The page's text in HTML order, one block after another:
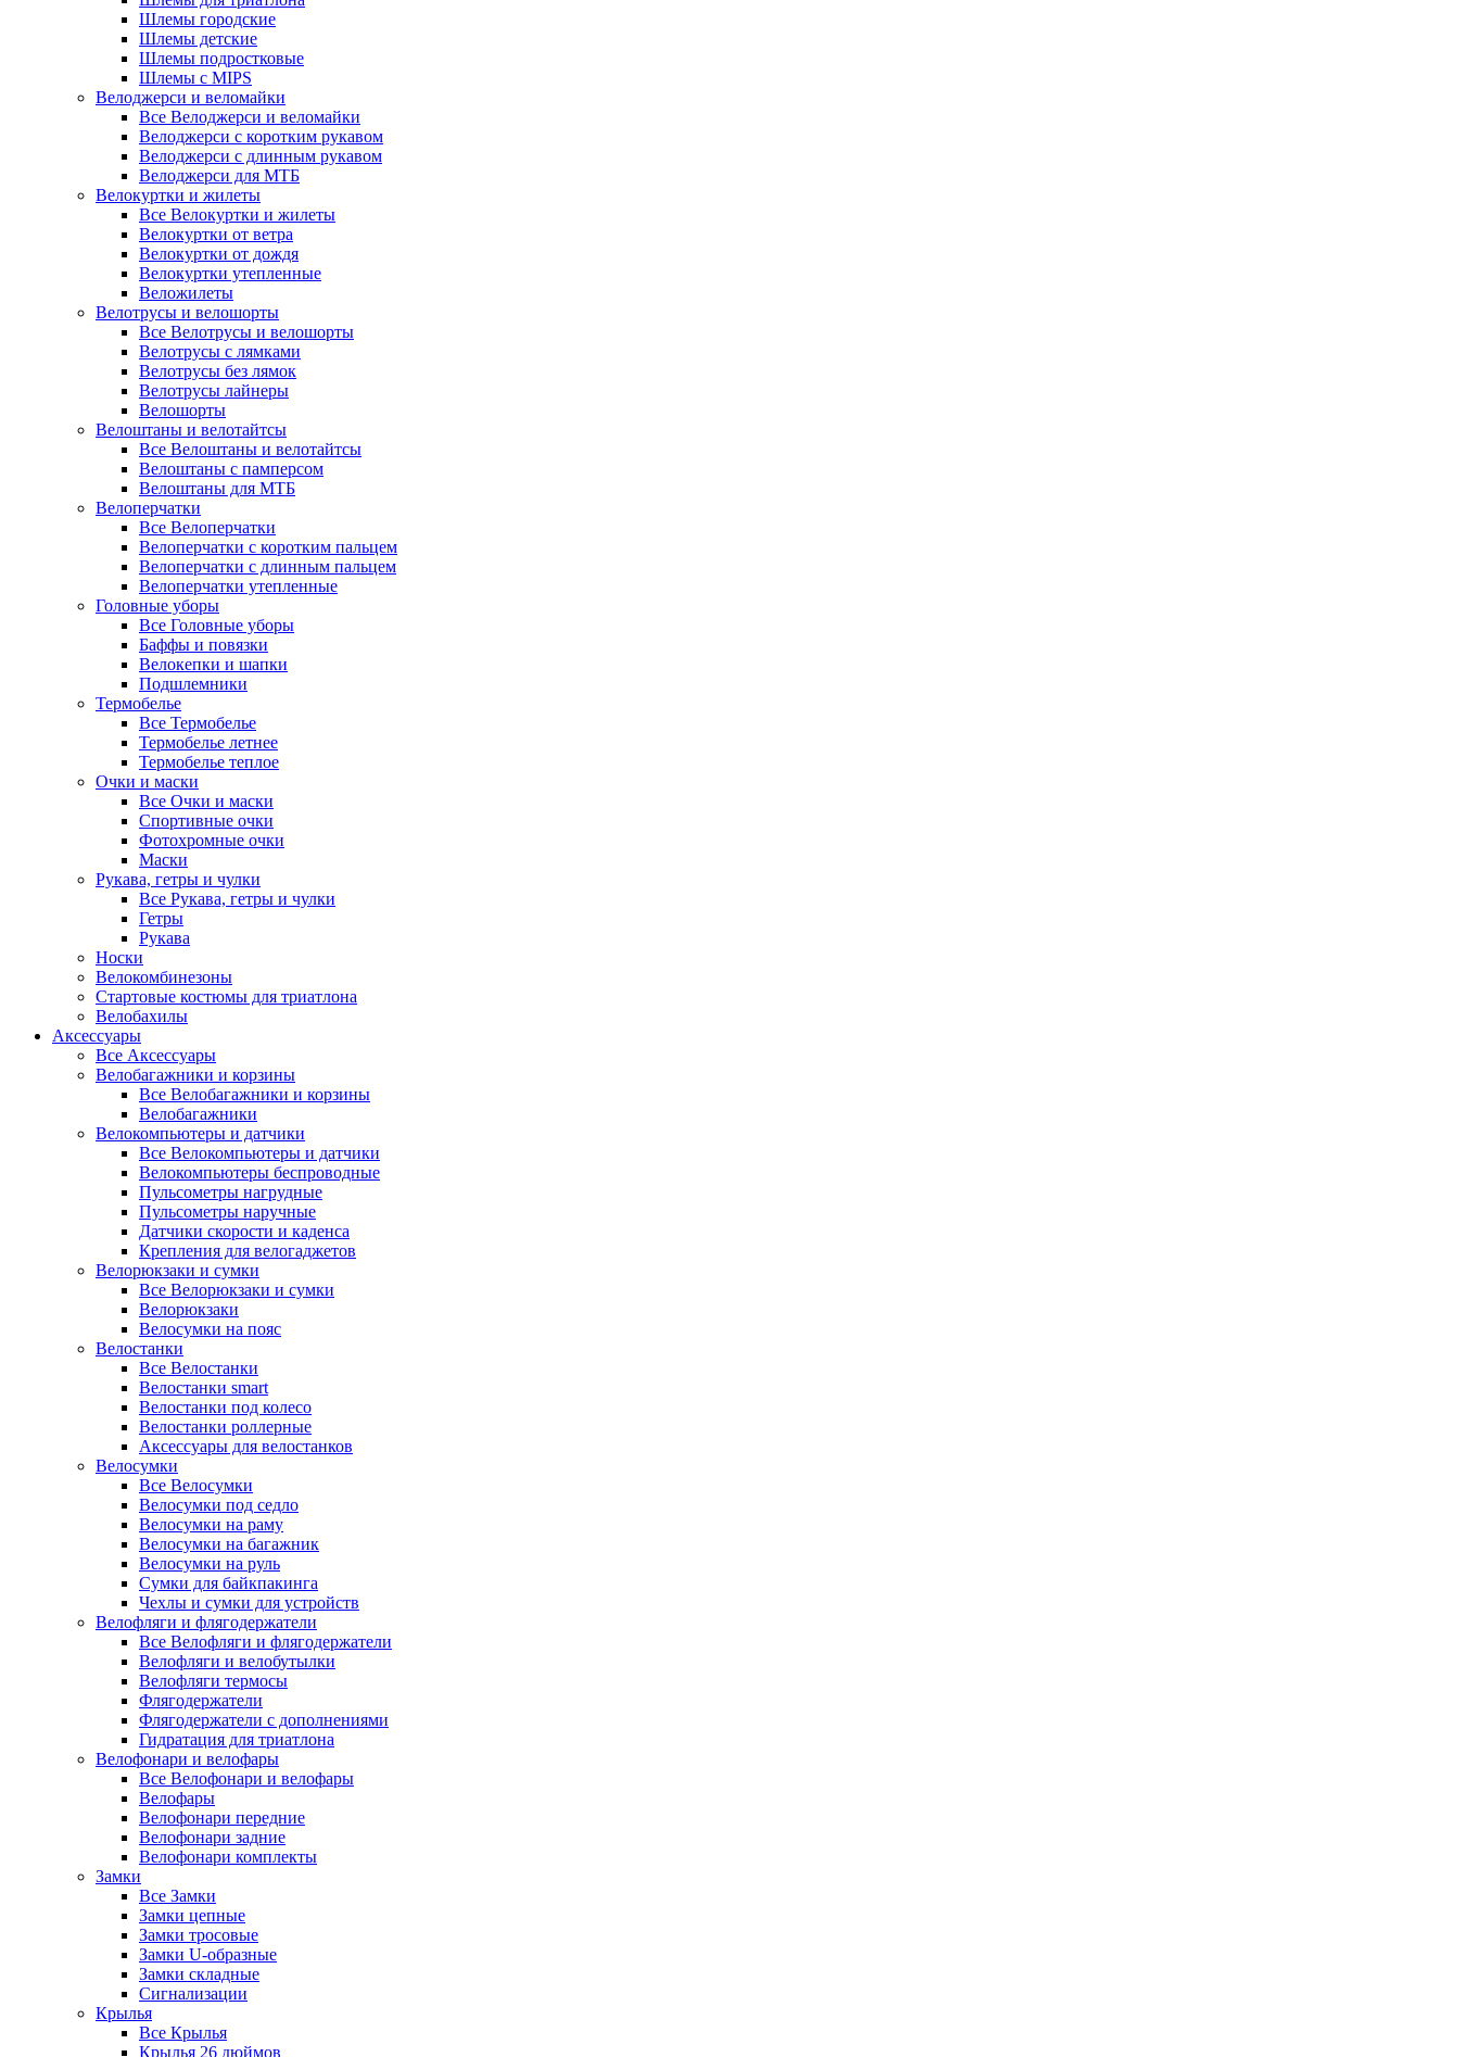
Шлемы городские
Шлемы детские
Шлемы подростковые
Шлемы с MIPS
Велоджерси и веломайки
Все Велоджерси и веломайки
Велоджерси с коротким рукавом
Велоджерси с длинным рукавом
Велоджерси для МТБ
Велокуртки и жилеты
Все Велокуртки и жилеты
Велокуртки от ветра
Велокуртки от дождя
Велокуртки утепленные
Веложилеты
Велотрусы и велошорты
Все Велотрусы и велошорты
Велотрусы с лямками
Велотрусы без лямок
Велотрусы лайнеры
Велошорты
Велоштаны и велотайтсы
Все Велоштаны и велотайтсы
Велоштаны с памперсом
Велоштаны для МТБ
Велоперчатки
Все Велоперчатки
Велоперчатки с коротким пальцем
Велоперчатки с длинным пальцем
Велоперчатки утепленные
Головные уборы
Все Головные уборы
Баффы и повязки
Велокепки и шапки
Подшлемники
Термобелье
Все Термобелье
Термобелье летнее
Термобелье теплое
Очки и маски
Все Очки и маски
Спортивные очки
Фотохромные очки
Маски
Рукава, гетры и чулки
Все Рукава, гетры и чулки
Гетры
Рукава
Носки
Велокомбинезоны
Стартовые костюмы для триатлона
Велобахилы
Аксессуары
Все Аксессуары
Велобагажники и корзины
Все Велобагажники и корзины
Велобагажники
Велокомпьютеры и датчики
Все Велокомпьютеры и датчики
Велокомпьютеры беспроводные
Пульсометры нагрудные
Пульсометры наручные
Датчики скорости и каденса
Крепления для велогаджетов
Велорюкзаки и сумки
Все Велорюкзаки и сумки
Велорюкзаки
Велосумки на пояс
Велостанки
Все Велостанки
Велостанки smart
Велостанки под колесо
Велостанки роллерные
Аксессуары для велостанков
Велосумки
Все Велосумки
Велосумки под седло
Велосумки на раму
Велосумки на багажник
Велосумки на руль
Сумки для байкпакинга
Чехлы и сумки для устройств
Велофляги и флягодержатели
Все Велофляги и флягодержатели
Велофляги и велобутылки
Велофляги термосы
Флягодержатели
Флягодержатели с дополнениями
Гидратация для триатлона
Велофонари и велофары
Все Велофонари и велофары
Велофары
Велофонари передние
Велофонари задние
Велофонари комплекты
Замки
Все Замки
Замки цепные
Замки тросовые
Замки U-образные
Замки складные
Сигнализации
Крылья
Все Крылья
Крылья 26 дюймов